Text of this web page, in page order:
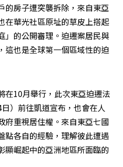
的房子遭突襲拆除，來自東亞
在華光社區原址的草皮上搭起
」的公開審理。迫遷案居民與
這也是全球第一個區域性的迫
在10月舉行，此次東亞迫遷法
）前往凱道宣布，也會在人
府重視居住權。來自東亞七國
點各自的經驗，理解彼此遭遇
顯崛起中的亞洲地區所面臨的